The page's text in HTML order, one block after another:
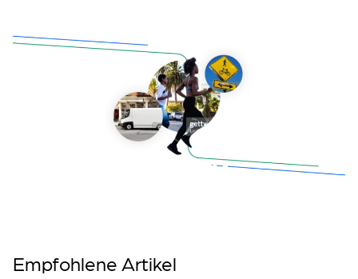
Empfohlene Artikel